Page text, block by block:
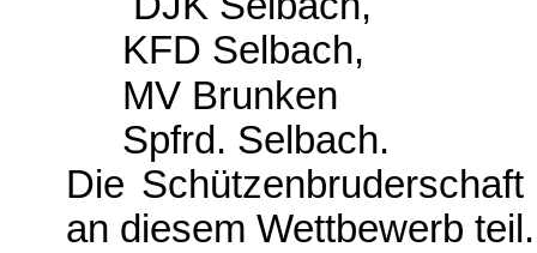
KFD Selbach,
MV Brunken
Spfrd. Selbach.
Die
an die­sem Wettbewerb teil.